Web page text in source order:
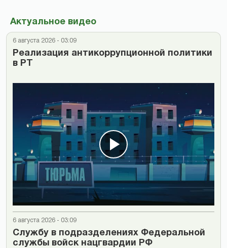
Актуальное видео
6 августа 2026 - 03:09
Реализация антикоррупционной политики
в РТ
6 августа 2026 - 03:09
Cлужбу в подразделениях Федеральной
службы войск нацгвардии РФ